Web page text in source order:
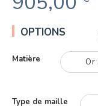
OPTIONS
Matière Or
Type de maille